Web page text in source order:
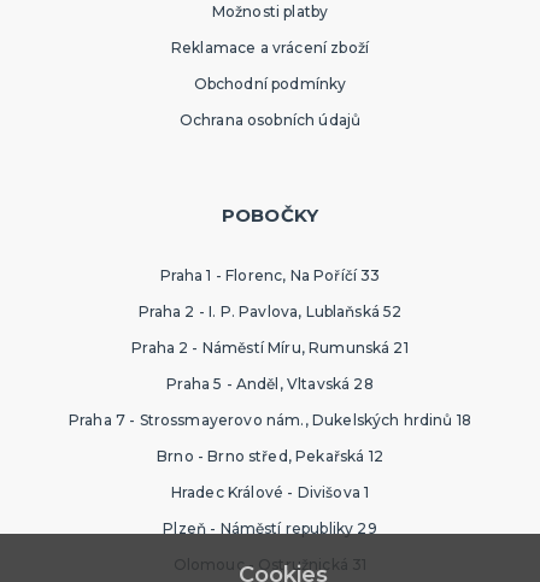
Možnosti platby
Reklamace a vrácení zboží
Obchodní podmínky
Ochrana osobních údajů
POBOČKY
Praha 1 - Florenc, Na Poříčí 33
Praha 2 - I. P. Pavlova, Lublaňská 52
Praha 2 - Náměstí Míru, Rumunská 21
Praha 5 - Anděl, Vltavská 28
Praha 7 - Strossmayerovo nám., Dukelských hrdinů 18
Brno - Brno střed, Pekařská 12
Hradec Králové - Divišova 1
Plzeň - Náměstí republiky 29
Olomouc - Ostružnická 31
Cookies